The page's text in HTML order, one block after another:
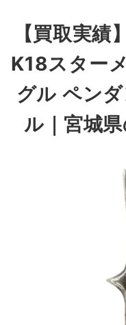
【買取実
K18スター
グル ペン
ル｜宮城